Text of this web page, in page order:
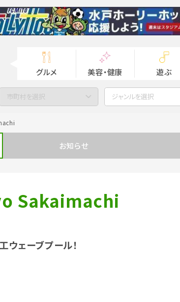
グルメ 美容・健康 遊ぶ
市町村を選択 ジャンルを選択
お知らせ
Sakaimachi
ウェーブプール！